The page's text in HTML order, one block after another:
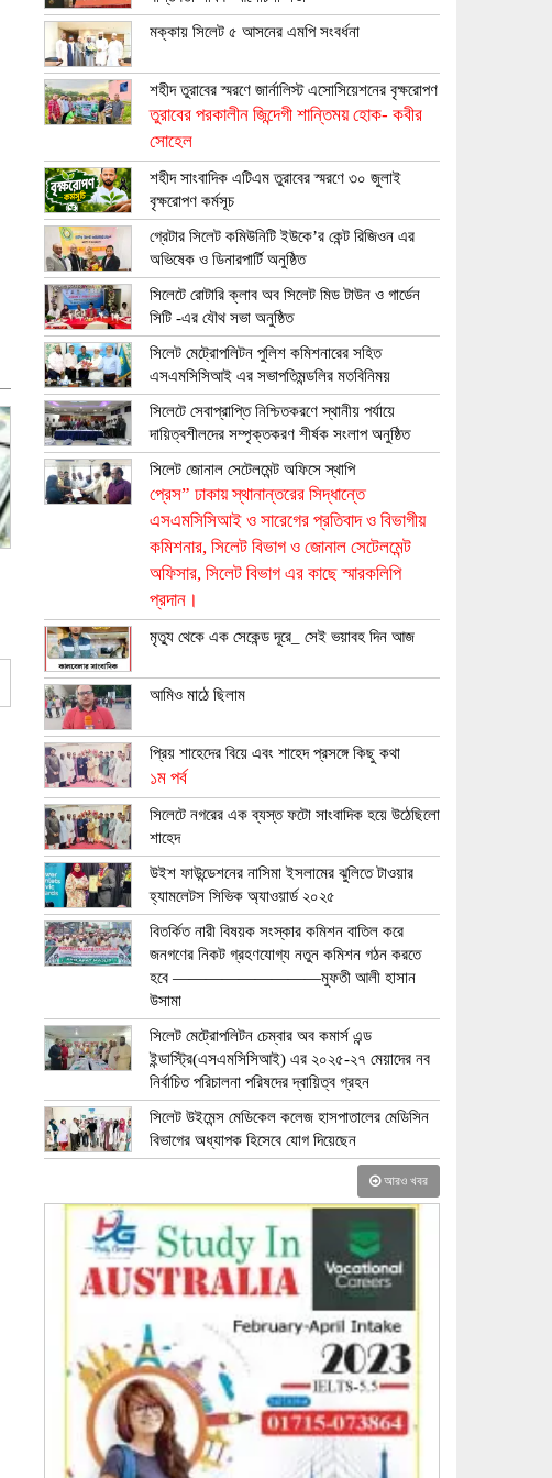
মক্কায় সিলেট ৫ আসনের এমপি সংবর্ধনা
শহীদ তুরাবের স্মরণে জার্নালিস্ট এসোসিয়েশনের বৃক্ষরোপণ
তুরাবের পরকালীন জিন্দেগী শান্তিময় হোক- কবীর
সোহেল
শহীদ সাংবাদিক এটিএম তুরাবের স্মরণে ৩০ জুলাই
বৃক্ষরোপণ কর্মসূচ
গ্রেটার সিলেট কমিউনিটি ইউকে’র কেন্ট রিজিওন এর
অভিষেক ও ডিনারপার্টি অনুষ্ঠিত
সিলেটে রোটারি ক্লাব অব সিলেট মিড টাউন ও গার্ডেন
সিটি -এর যৌথ সভা অনুষ্ঠিত
সিলেট মেট্রোপলিটন পুলিশ কমিশনারের সহিত
এসএমসিসিআই এর সভাপতিমন্ডলির মতবিনিময়
সিলেটে সেবাপ্রাপ্তি নিশ্চিতকরণে স্থানীয় পর্যায়ে
দায়িত্বশীলদের সম্পৃক্তকরণ শীর্ষক সংলাপ অনুষ্ঠিত
সিলেট জোনাল সেটেলমেন্ট অফিসে স্থাপি
প্রেস” ঢাকায় স্থানান্তরের সিদ্ধান্তে
এসএমসিসিআই ও সারেগের প্রতিবাদ ও বিভাগীয়
কমিশনার, সিলেট বিভাগ ও জোনাল সেটেলমেন্ট
অফিসার, সিলেট বিভাগ এর কাছে স্মারকলিপি
প্রদান।
মৃত্যু থেকে এক সেকেন্ড দূরে_ সেই ভয়াবহ দিন আজ
আমিও মাঠে ছিলাম
প্রিয় শাহেদের বিয়ে এবং শাহেদ প্রসঙ্গে কিছু কথা
১ম পর্ব
সিলেটে নগরের এক ব্যস্ত ফটো সাংবাদিক হয়ে উঠেছিলো
শাহেদ
উইশ ফাউন্ডেশনের নাসিমা ইসলামের ঝুলিতে টাওয়ার
হ্যামলেটস সিভিক অ্যাওয়ার্ড ২০২৫
বিতর্কিত নারী বিষয়ক সংস্কার কমিশন বাতিল করে
জনগণের নিকট গ্রহণযোগ্য নতুন কমিশন গঠন করতে
হবে —————————মুফতী আলী হাসান
উসামা
সিলেট মেট্রোপলিটন চেম্বার অব কমার্স এন্ড
ইন্ডাস্ট্রি(এসএমসিসিআই) এর ২০২৫-২৭ মেয়াদের নব
নির্বাচিত পরিচালনা পরিষদের দ্বায়িত্ব গ্রহন
সিলেট উইমেন্স মেডিকেল কলেজ হাসপাতালের মেডিসিন
বিভাগের অধ্যাপক হিসেবে যোগ দিয়েছেন
আরও খবর